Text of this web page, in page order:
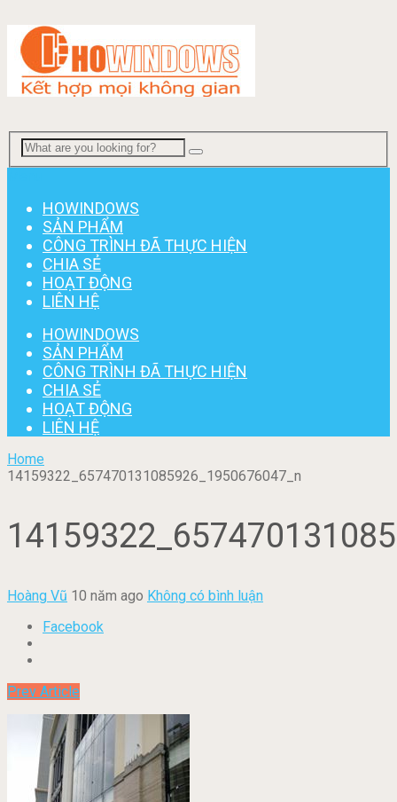
HOWINDOWS
SẢN PHẨM
CÔNG TRÌNH ĐÃ THỰC HIỆN
CHIA SẺ
HOẠT ĐỘNG
LIÊN HỆ
HOWINDOWS
SẢN PHẨM
CÔNG TRÌNH ĐÃ THỰC HIỆN
CHIA SẺ
HOẠT ĐỘNG
LIÊN HỆ
Home
14159322_657470131085926_1950676047_n
Hoàng Vũ 10 năm ago Không có bình luận
Facebook
Prev Article